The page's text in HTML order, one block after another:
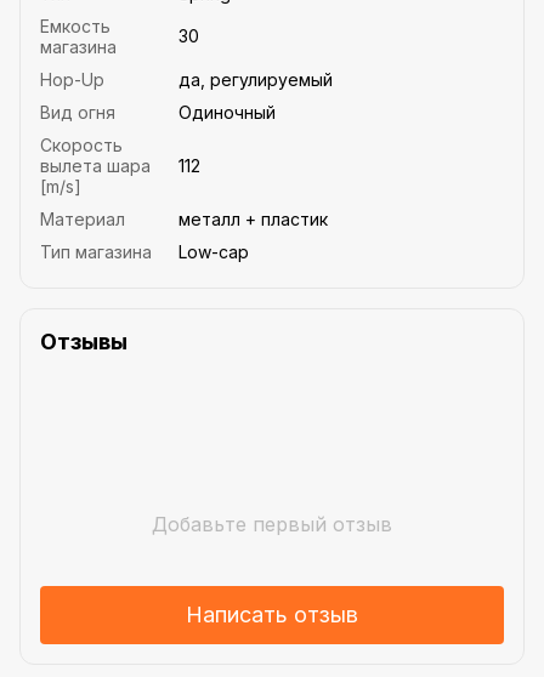
Емкость
магазина
30
Hop-Up
да, регулируемый
Вид огня
Одиночный
Скорость
вылета шара
[m/s]
112
Материал
металл + пластик
Тип магазина
Low-cap
Отзывы
Добавьте первый отзыв
Написать отзыв